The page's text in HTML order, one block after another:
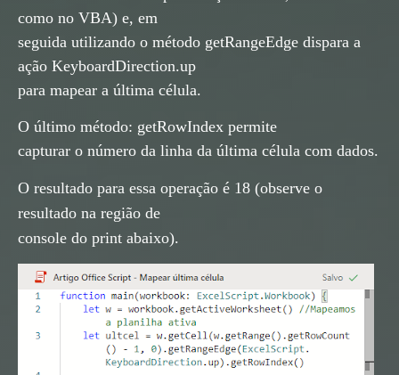
como no VBA) e, em
seguida utilizando o método getRangeEdge dispara a
ação KeyboardDirection.up
para mapear a última célula.
O último método: getRowIndex permite
capturar o número da linha da última célula com dados.
O resultado para essa operação é 18 (observe o
resultado na região de
console do print abaixo).